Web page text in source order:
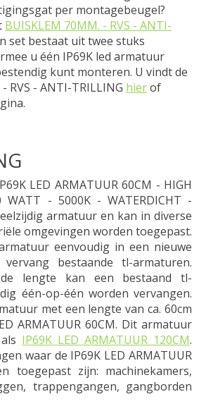
per montagebeugel?
BUISKLEM 70MM. - RVS - ANTI-
set bestaat uit twee stuks
u één IP69K led armatuur
kunt monteren. U vindt de
RVS - ANTI-TRILLING hierof
LED ARMATUUR 60CM - HIGH
WATT - 5000K - WATERDICHT -
armatuur en kan in diverse
omgevingen worden toegepast.
eenvoudig in een nieuwe
bestaande tl-armaturen.
lengte kan een bestaand tl-
één-op-één worden vervangen.
met een lengte van ca. 60cm
ARMATUUR 60CM. Dit armatuur
IP69K LED ARMATUUR 120CM.
waar de IP69K LED ARMATUUR
toegepast zijn: machinekamers,
trappengangen, gangborden